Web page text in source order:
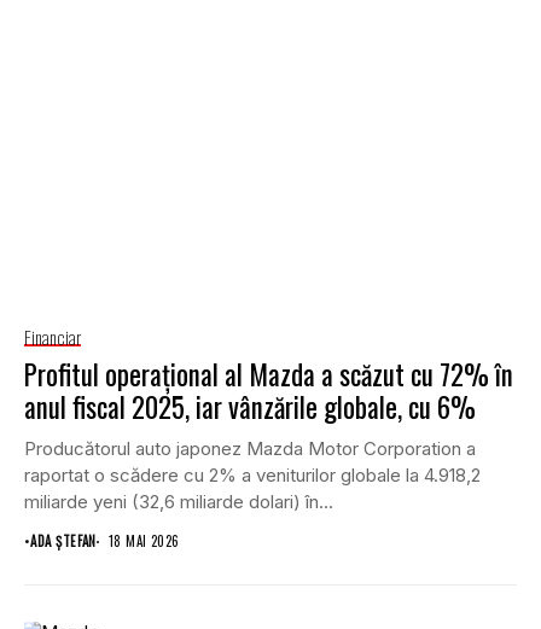
Financiar
Profitul operațional al Mazda a scăzut cu 72% în
anul fiscal 2025, iar vânzările globale, cu 6%
Producătorul auto japonez Mazda Motor Corporation a
raportat o scădere cu 2% a veniturilor globale la 4.918,2
miliarde yeni (32,6 miliarde dolari) în...
•ADA ȘTEFAN 18 MAI 2026